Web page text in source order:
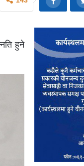
हुने